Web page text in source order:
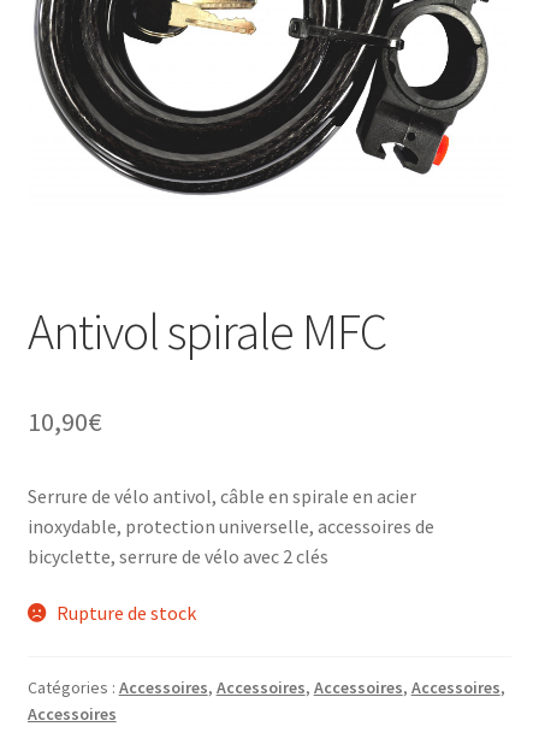
Mon compte
Occasion
Validation de la commande
Antivol spirale MFC
10,90€
Serrure de vélo antivol, câble en spirale en acier
inoxydable, protection universelle, accessoires de
bicyclette, serrure de vélo avec 2 clés
Rupture de stock
Catégories : Accessoires, Accessoires, Accessoires, Accessoires,
Accessoires